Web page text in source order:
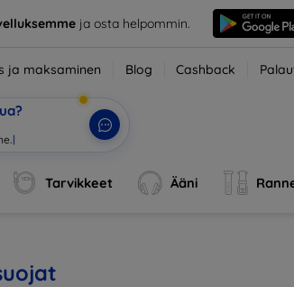
ja osta helpommin.
ja maksaminen Blog Cashback
Tarvikkeet Ääni